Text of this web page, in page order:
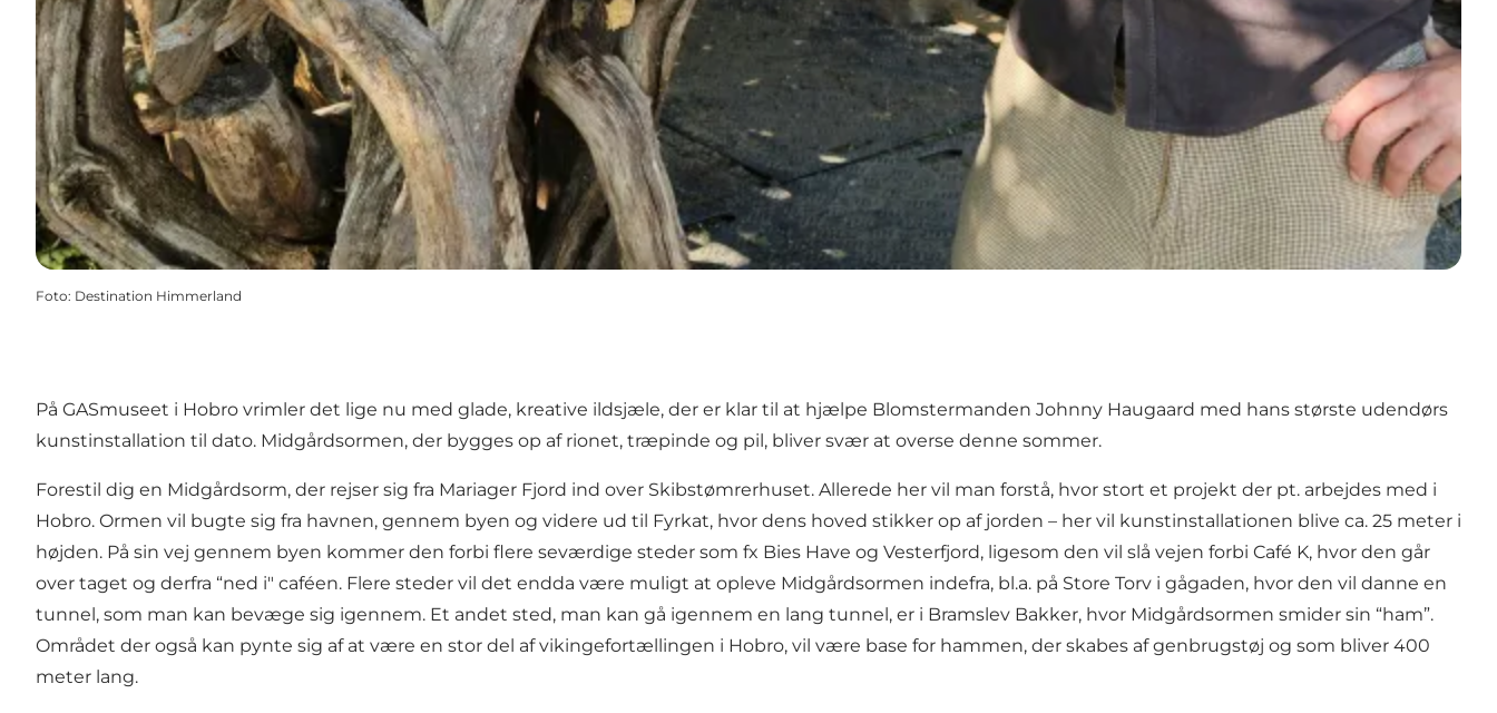
Foto: Destination Himmerland
På GASmuseet i Hobro vrimler det lige nu med glade, kreative ildsjæle, der er klar til at hjælpe Blomstermanden Johnny Haugaard med hans største udendørs
kunstinstallation til dato. Midgårdsormen, der bygges op af rionet, træpinde og pil, bliver svær at overse denne sommer.
Forestil dig en Midgårdsorm, der rejser sig fra Mariager Fjord ind over Skibstømrerhuset. Allerede her vil man forstå, hvor stort et projekt der pt. arbejdes med i
Hobro. Ormen vil bugte sig fra havnen, gennem byen og videre ud til Fyrkat, hvor dens hoved stikker op af jorden – her vil kunstinstallationen blive ca. 25 meter i
højden. På sin vej gennem byen kommer den forbi flere seværdige steder som fx Bies Have og Vesterfjord, ligesom den vil slå vejen forbi Café K, hvor den går
over taget og derfra “ned i" caféen. Flere steder vil det endda være muligt at opleve Midgårdsormen indefra, bl.a. på Store Torv i gågaden, hvor den vil danne en
tunnel, som man kan bevæge sig igennem. Et andet sted, man kan gå igennem en lang tunnel, er i Bramslev Bakker, hvor Midgårdsormen smider sin “ham”.
Området der også kan pynte sig af at være en stor del af vikingefortællingen i Hobro, vil være base for hammen, der skabes af genbrugstøj og som bliver 400
meter lang.